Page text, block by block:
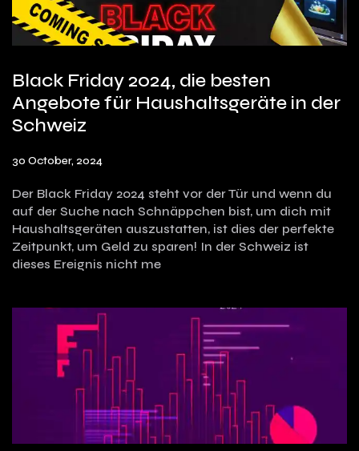
Black Friday 2024, die besten
Angebote für Haushaltsgeräte in der
Schweiz
30 October, 2024
Der Black Friday 2024 steht vor der Tür und wenn du
auf der Suche nach Schnäppchen bist, um dich mit
Haushaltsgeräten auszustatten, ist dies der perfekte
Zeitpunkt, um Geld zu sparen! In der Schweiz ist
dieses Ereignis nicht me